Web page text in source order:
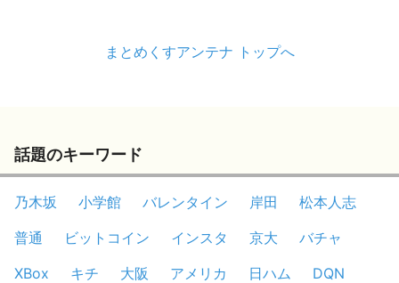
まとめくすアンテナ トップへ
話題のキーワード
乃木坂 小学館 バレンタイン 岸田
松本人志
普通
ビットコイン インスタ 京大
バチャ
XBox
キチ 大阪 アメリカ 日ハム
DQN